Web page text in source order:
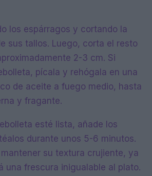
los espárragos y cortando la
sus tallos. Luego, corta el resto
2-3 cm. Si
pícala y rehógala en una
de aceite a fuego medio, hasta
y fragante.
esté lista, añade los
durante unos 5-6 minutos.
su textura crujiente, ya
una frescura inigualable al plato.